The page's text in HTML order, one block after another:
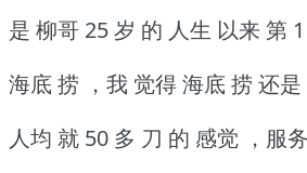
是 柳哥 25 岁 的 人生 以来 第
海底 捞 ，我 觉得 海底 捞 还
人均 就 50 多 刀 的 感觉 ，服